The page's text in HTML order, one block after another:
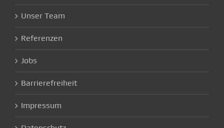
Unser Team
Referenzen
Jobs
Barrierefreiheit
Impressum